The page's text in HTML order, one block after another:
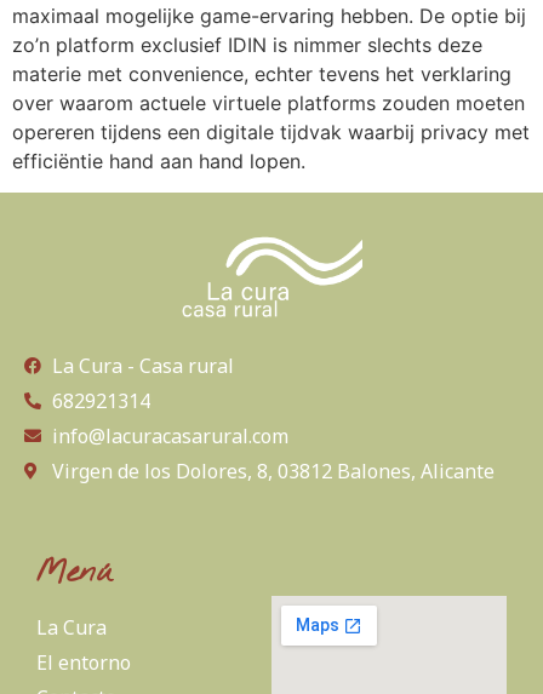
maximaal mogelijke game-ervaring hebben. De optie bij
zo’n platform exclusief IDIN is nimmer slechts deze
materie met convenience, echter tevens het verklaring
over waarom actuele virtuele platforms zouden moeten
opereren tijdens een digitale tijdvak waarbij privacy met
efficiëntie hand aan hand lopen.
La Cura - Casa rural
682921314
info@lacuracasarural.com
Virgen de los Dolores, 8, 03812 Balones, Alicante
Menú
La Cura
El entorno